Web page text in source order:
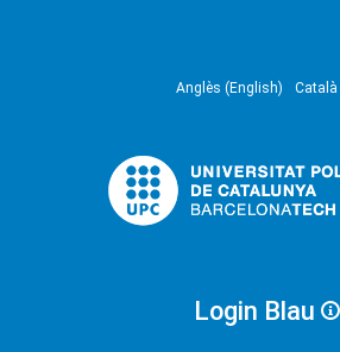
Anglès (English) Català
Login Blau